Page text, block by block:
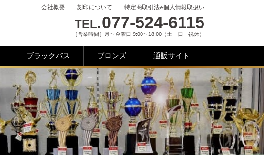
会社概要 刻印について 特定商取引法&個人情報取扱い
TEL. 077-524-6115
［営業時間］月〜金曜日 9:00〜18:00（土・日・祝休）
ブラックバス ブロンズ 通販サイト